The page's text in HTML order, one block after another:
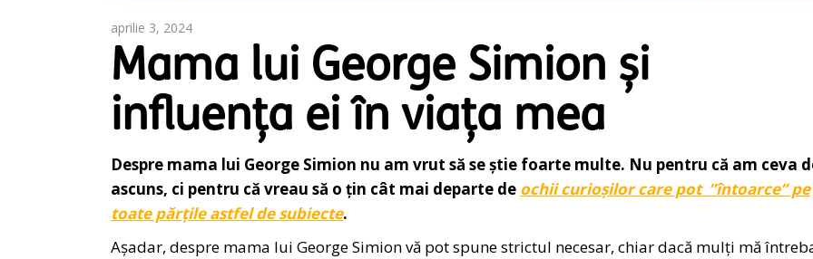
aprilie 3, 2024
Mama lui George Simion și
influența ei în viața mea
Despre mama lui George Simion nu am vrut să se știe foarte multe. Nu pentru că am ceva
ascuns, ci pentru că vreau să o țin cât mai departe de ochii curioșilor care pot ”întoarce” pe
toate părțile astfel de subiecte.
Așadar, despre mama lui George Simion vă pot spune strictul necesar, chiar dacă mulți mă